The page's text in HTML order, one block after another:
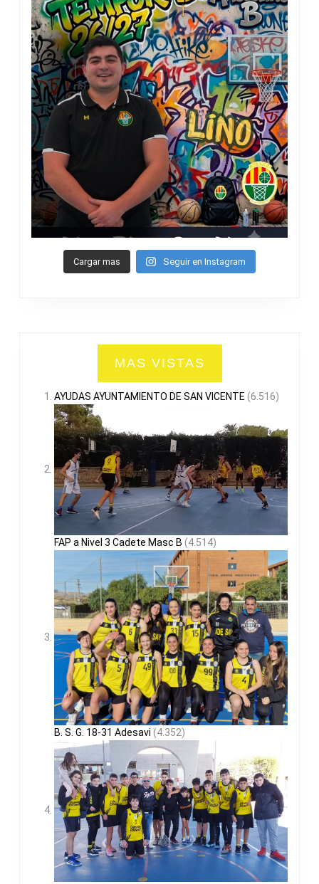
Cargar mas Seguir en Instagram
MAS VISTAS
AYUDAS AYUNTAMIENTO DE SAN VICENTE (6.516)
FAP a Nivel 3 Cadete Masc B (4.514)
B. S. G. 18-31 Adesavi (4.352)